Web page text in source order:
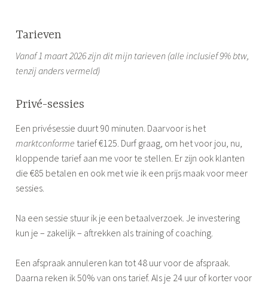
Tarieven
Vanaf 1 maart 2026 zijn dit mijn tarieven (alle inclusief 9% btw,
tenzij anders vermeld)
Privé-sessies
Een privésessie duurt 90 minuten. Daarvoor is het
marktconforme tarief €125. Durf graag, om het voor jou, nu,
kloppende tarief aan me voor te stellen. Er zijn ook klanten
die €85 betalen en ook met wie ik een prijs maak voor meer
sessies.
Na een sessie stuur ik je een betaalverzoek. Je investering
kun je – zakelijk – aftrekken als training of coaching.
Een afspraak annuleren kan tot 48 uur voor de afspraak.
Daarna reken ik 50% van ons tarief. Als je 24 uur of korter voor